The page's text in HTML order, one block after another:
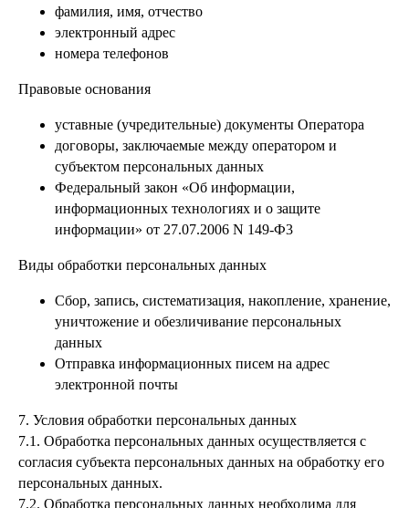
фамилия, имя, отчество
электронный адрес
номера телефонов
Правовые основания
уставные (учредительные) документы Оператора
договоры, заключаемые между оператором и
субъектом персональных данных
Федеральный закон «Об информации,
информационных технологиях и о защите
информации» от 27.07.2006 N 149-Ф3
Виды обработки персональных данных
Сбор, запись, систематизация, накопление, хранение,
уничтожение и обезличивание персональных
данных
Отправка информационных писем на адрес
электронной почты
7. Условия обработки персональных данных
7.1. Обработка персональных данных осуществляется с
согласия субъекта персональных данных на обработку его
персональных данных.
7.2. Обработка персональных данных необходима для